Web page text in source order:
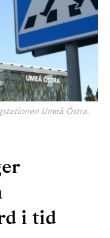
Umeå Östra.
i tid